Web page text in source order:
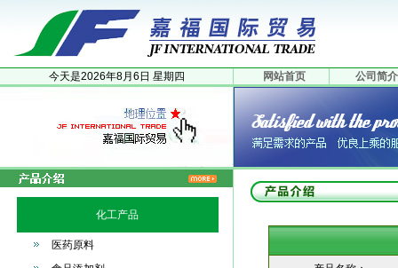
今天是2026年8月 6日 星期四 网站首页 公司简介
化工产品
医药原料